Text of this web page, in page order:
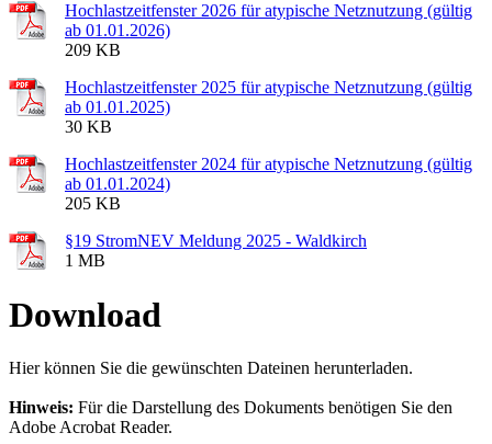
Hochlastzeitfenster 2026 für atypische Netznutzung (gültig
ab 01.01.2026)
209 KB
Hochlastzeitfenster 2025 für atypische Netznutzung (gültig
ab 01.01.2025)
30 KB
Hochlastzeitfenster 2024 für atypische Netznutzung (gültig
ab 01.01.2024)
205 KB
§19 StromNEV Meldung 2025 - Waldkirch
1 MB
Download
Hier können Sie die gewünschten Dateinen herunterladen.
Hinweis: Für die Darstellung des Dokuments benötigen Sie den
Adobe Acrobat Reader.